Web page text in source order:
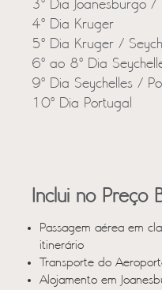
3º Dia Joanesburgo /
4º Dia Kruger
5º Dia Kruger /
6º ao 8º Dia
9º Dia Seychelles /
10º Dia Portugal
Inclui no Preço
Passagem aérea em
itinerário
Transporte do
Alojamento em